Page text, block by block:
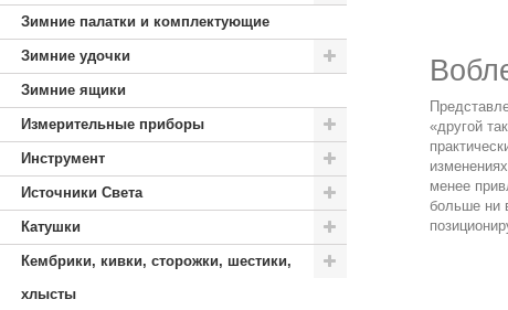
Зимние палатки и комплектующие
Зимние удочки
Зимние ящики
Измерительные приборы
Инструмент
Источники Света
Катушки
Кембрики, кивки, сторожки, шестики,
хлысты
«другой
менее
больше ни